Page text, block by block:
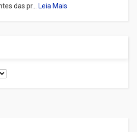
das pr...
Leia Mais